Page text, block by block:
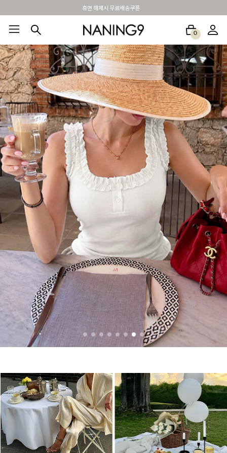
BEST 포토리뷰 - 매주 2명추첨 3만원쿠폰
0
BEST100🤍 NEW5% 베스트재진행 썸머여행룩 아울렛 하객&모임룩